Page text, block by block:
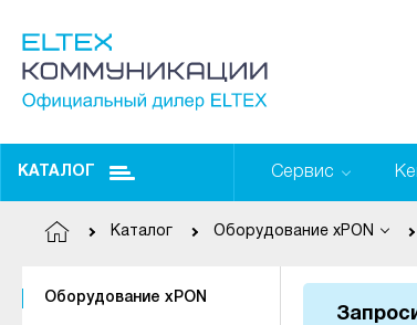
КАТАЛОГ Сервис
Каталог Оборудование xPON
Оборудование xPON